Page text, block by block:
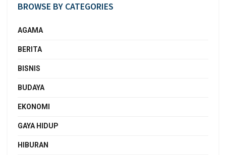
BROWSE BY CATEGORIES
AGAMA
BERITA
BISNIS
BUDAYA
EKONOMI
GAYA HIDUP
HIBURAN